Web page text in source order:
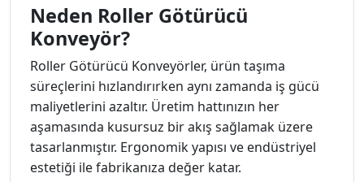
Neden Roller Götürücü
Konveyör?
Roller Götürücü Konveyörler, ürün taşıma
süreçlerini hızlandırırken aynı zamanda iş gücü
maliyetlerini azaltır. Üretim hattınızın her
aşamasında kusursuz bir akış sağlamak üzere
tasarlanmıştır. Ergonomik yapısı ve endüstriyel
estetiği ile fabrikanıza değer katar.